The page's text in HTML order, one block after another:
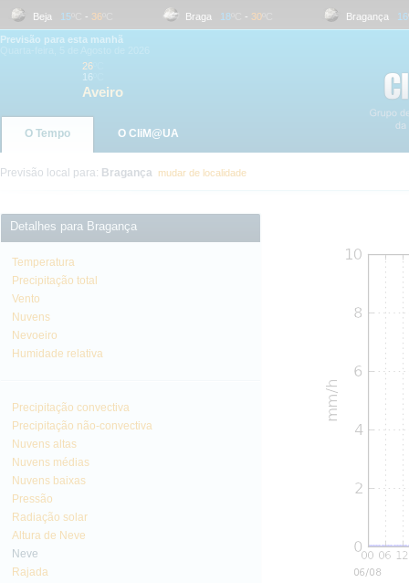
Beja 15 ºC 36 ºC Braga 18 ºC 30 ºC Bragança 16 ºC
Previsão para esta manhã
26
16
Aveiro
O Tempo O CliM@UA
Previsão local para: Bragança mudar de localidade
Detalhes para Bragança
Temperatura
Precipitação total
Vento
Nuvens
Nevoeiro
Humidade relativa
Precipitação convectiva
Precipitação não-convectiva
Nuvens altas
Nuvens médias
Nuvens baixas
Pressão
Radiação solar
Altura de Neve
Neve
Rajada